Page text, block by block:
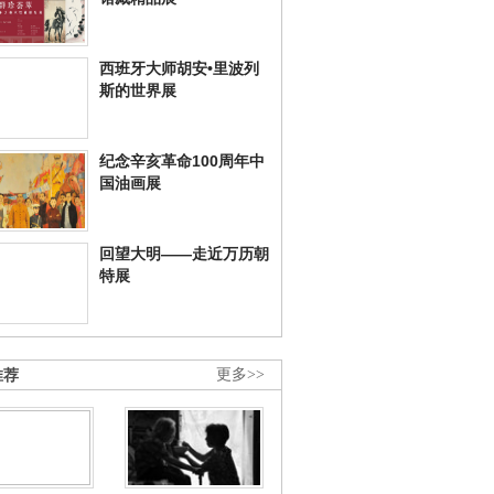
西班牙大师胡安•里波列
斯的世界展
纪念辛亥革命100周年中
国油画展
回望大明——走近万历朝
特展
更多>>
荐